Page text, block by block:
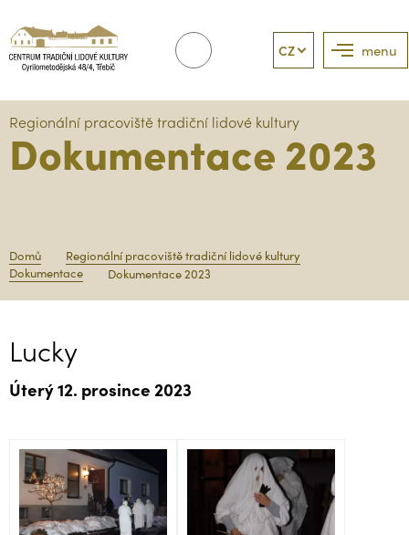
menu
CZ
Regionální pracoviště tradiční lidové kultury
Dokumentace 2023
Domů
Regionální pracoviště tradiční lidové kultury
Dokumentace
Dokumentace 2023
Lucky
Úterý 12. prosince 2023